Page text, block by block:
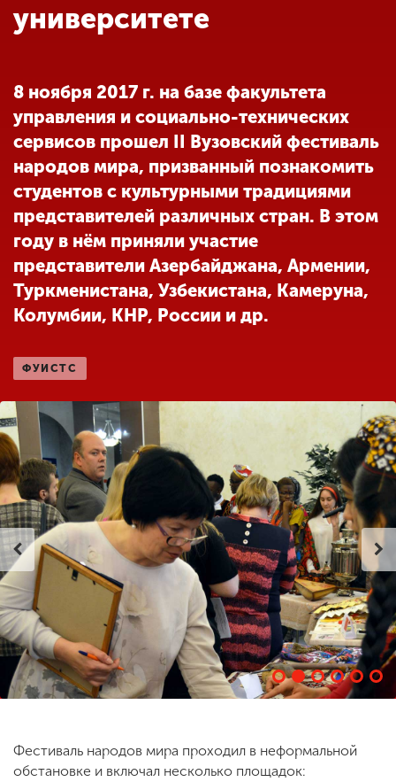
Обучение
Наука
Международная
деятельность
Другие виды
деятельности
Студенческая жизнь
Сведения об
образовательной
организации
ENG SPN
Приемная
комиссия
+7 (831) 262-26-20
университете
8 ноября 2017 г. на базе факультета
управления и социально-технических
сервисов прошел II Вузовский фестиваль
народов мира, призванный познакомить
студентов с культурными традициями
представителей различных стран. В этом
году в нём приняли участие
представители Азербайджана, Армении,
Туркменистана, Узбекистана, Камеруна,
Колумбии, КНР, России и др.
ФУИСТС
Фестиваль народов мира проходил в неформальной
обстановке и включал несколько площадок: